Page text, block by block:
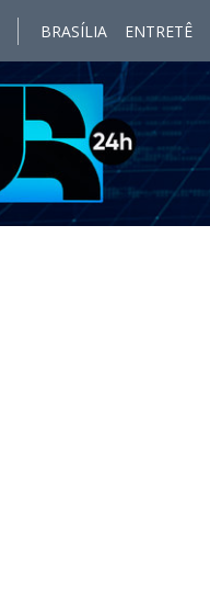
BRASÍLIA ENTRETÊ